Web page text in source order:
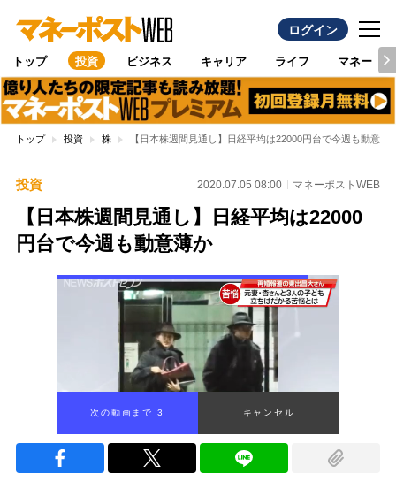
ログイン
トップ 投資 ビジネス キャリア ライフ マネー
トップ 投資 株 【日本株週間見通し】日経平均は22000円台で今週も動意
投資 2020.07.05 08:00 マネーポストWEB
【日本株週間見通し】日経平均は22000
円台で今週も動意薄か
次の動画まで 2 キャンセル